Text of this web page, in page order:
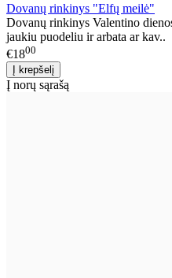
Dovanų rinkinys "Elfų meilė"
Dovanų rinkinys Valentino
jaukiu puodeliu ir arbata ar kav..
€1800
Į norų sąrašą